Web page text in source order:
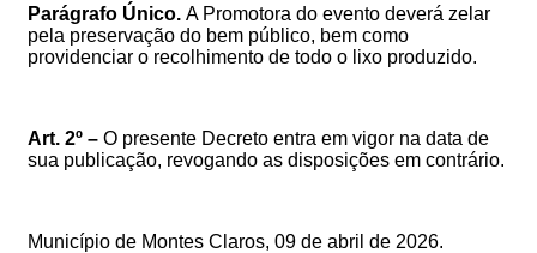
Parágrafo Único. A Promotora do evento deverá zelar
pela preservação do bem público, bem como
providenciar o recolhimento de todo o lixo produzido.
Art. 2º – O presente Decreto entra em vigor na data de
sua publicação, revogando as disposições em contrário.
Município de Montes Claros, 09 de abril de 2026.